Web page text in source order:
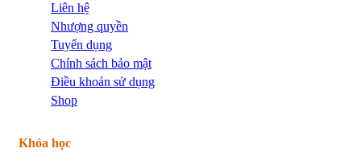
Liên hệ
Nhượng quyền
Tuyển dụng
Chính sách bảo mật
Điều khoản sử dụng
Shop
Khóa học